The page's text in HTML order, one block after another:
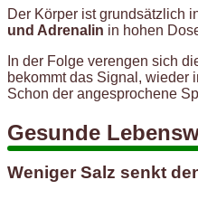
Der Körper ist grundsätzlich
und Adrenalin in hohen
In der Folge verengen sich
bekommt das Signal, wieder
Schon der angesprochene
Gesunde
Weniger Salz senkt